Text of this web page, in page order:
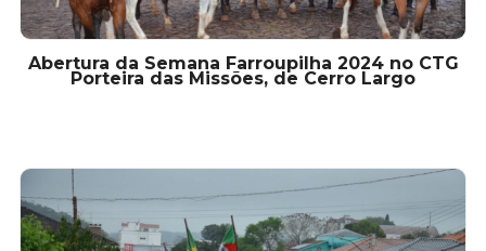
Abertura da Semana Farroupilha 2024 no CTG
Porteira das Missões, de Cerro Largo